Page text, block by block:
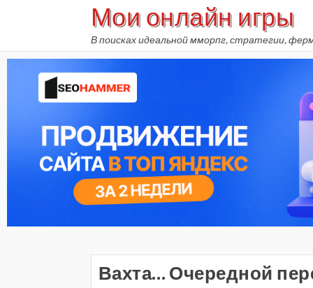
Мои онлайн игры
В поисках идеальной мморпг, стратегии,
Вахта… Очередной